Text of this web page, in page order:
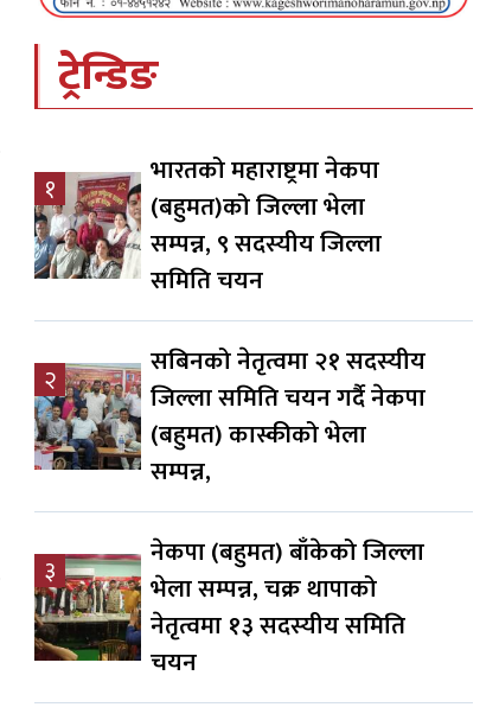
ट्रेन्डिङ
१
भारतको महाराष्ट्रमा नेकपा
(बहुमत)को जिल्ला भेला
सम्पन्न, ९ सदस्यीय जिल्ला
समिति चयन
२
सबिनको नेतृत्वमा २१ सदस्यीय
जिल्ला समिति चयन गर्दै नेकपा
(बहुमत) कास्कीको भेला
सम्पन्न,
३
नेकपा (बहुमत) बाँकेको जिल्ला
भेला सम्पन्न, चक्र थापाको
नेतृत्वमा १३ सदस्यीय समिति
चयन